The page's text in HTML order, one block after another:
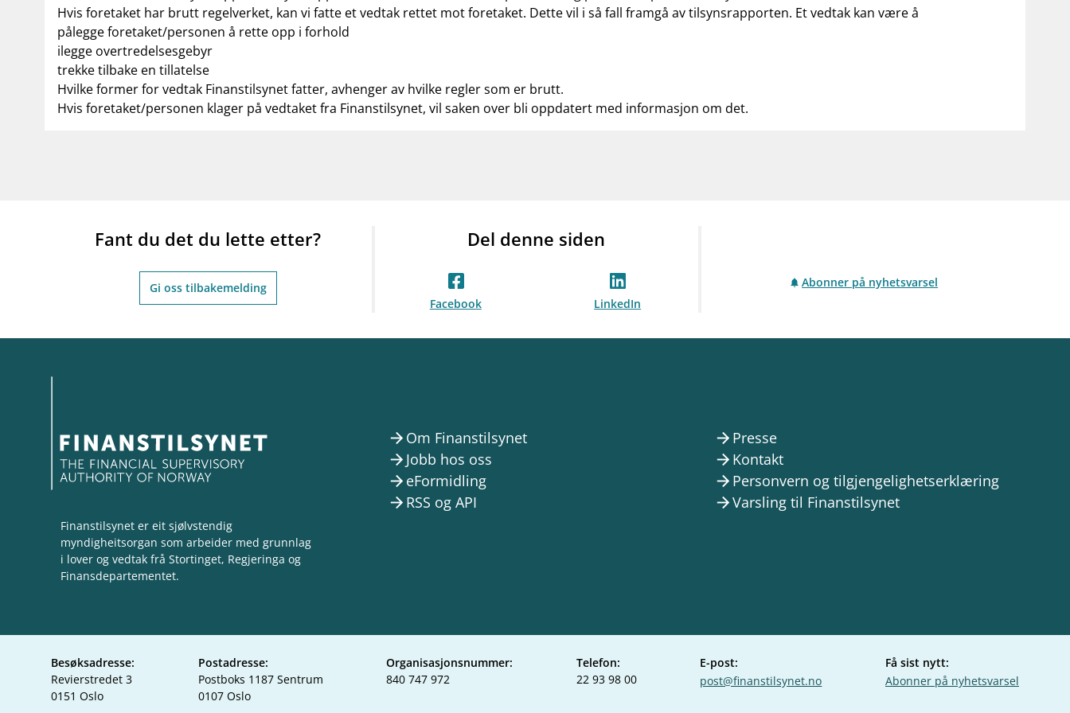
Hvis foretaket har brutt regelverket, kan vi fatte et vedtak rettet mot foretaket. Dette vil i så fall framgå av tilsynsrapporten. Et vedtak kan være å
pålegge foretaket/personen å rette opp i forhold
ilegge overtredelsesgebyr
trekke tilbake en tillatelse
Hvilke former for vedtak Finanstilsynet fatter, avhenger av hvilke regler som er brutt.
Hvis foretaket/personen klager på vedtaket fra Finanstilsynet, vil saken over bli oppdatert med informasjon om det.
Fant du det du lette etter?
Gi oss tilbakemelding
Del denne siden
Facebook LinkedIn
Abonner på nyhetsvarsel
Finanstilsynet er eit sjølvstendig
myndigheitsorgan som arbeider med grunnlag
i lover og vedtak frå Stortinget, Regjeringa og
Finansdepartementet.
arrow_forward Om Finanstilsynet arrow_forward Presse
arrow_forward Jobb hos oss arrow_forward Kontakt
arrow_forward eFormidling arrow_forward Personvern og tilgjengelighetserklæring
arrow_forward RSS og API arrow_forwardVarsling til Finanstilsynet
Besøksadresse:
Revierstredet 3
0151 Oslo
Postadresse:
Postboks 1187 Sentrum
0107 Oslo
Organisasjonsnummer:
840 747 972
Telefon:
22 93 98 00
E-post:
post@finanstilsynet.no
Få sist nytt:
Abonner på nyhetsvarsel